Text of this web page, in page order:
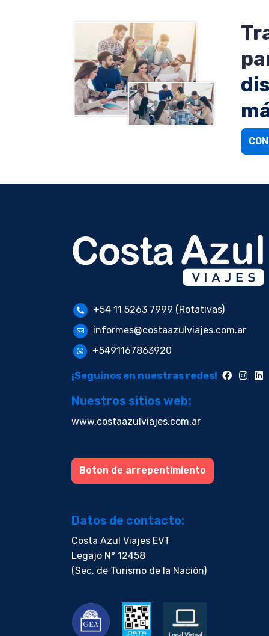
+54 11 5263 7999 (Rotativas)
informes@costaazulviajes.com.ar
+5491167863920
¡Seguinos en nuestras redes!
Nuestros sitios web:
www.costaazulviajes.com.ar
Boton de arrepentimiento
Datos de contacto:
Costa Azul Viajes EVT
Legajo N° 12458
(Sec. de Turismo de la Nación)